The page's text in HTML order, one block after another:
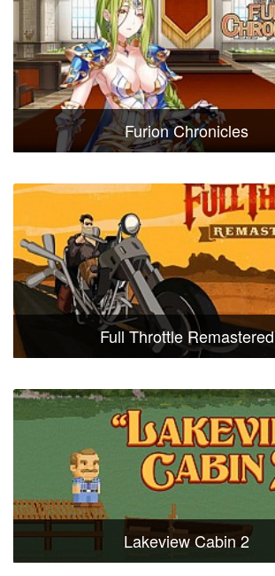
Furion Chronicles
Full Throttle Remastered
Lakeview Cabin 2